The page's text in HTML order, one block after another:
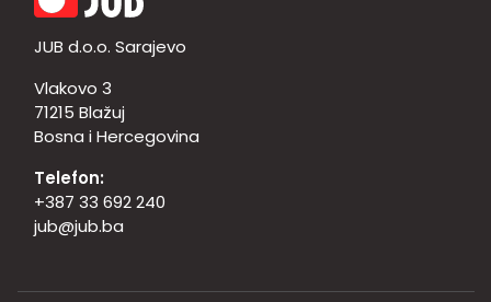
JUB d.o.o. Sarajevo
Vlakovo 3
71215 Blažuj
Bosna i Hercegovina
Telefon:
+387 33 692 240
jub@jub.ba